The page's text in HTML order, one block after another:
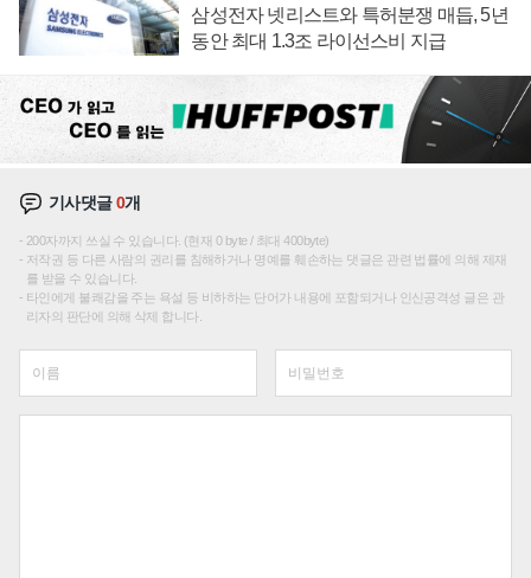
삼성전자 넷리스트와 특허분쟁 매듭, 5년
동안 최대 1.3조 라이선스비 지급
기사댓글0개
200자까지 쓰실 수 있습니다. (현재 0 byte / 최대 400byte)
저작권 등 다른 사람의 권리를 침해하거나 명예를 훼손하는 댓글은 관련 법률에 의해 제재
를 받을 수 있습니다.
타인에게 불쾌감을 주는 욕설 등 비하하는 단어가 내용에 포함되거나 인신공격성 글은 관
리자의 판단에 의해 삭제 합니다.